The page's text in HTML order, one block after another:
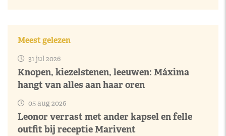
Meest gelezen
31 jul 2026
Knopen, kiezelstenen, leeuwen: Máxima
hangt van alles aan haar oren
05 aug 2026
Leonor verrast met ander kapsel en felle
outfit bij receptie Marivent